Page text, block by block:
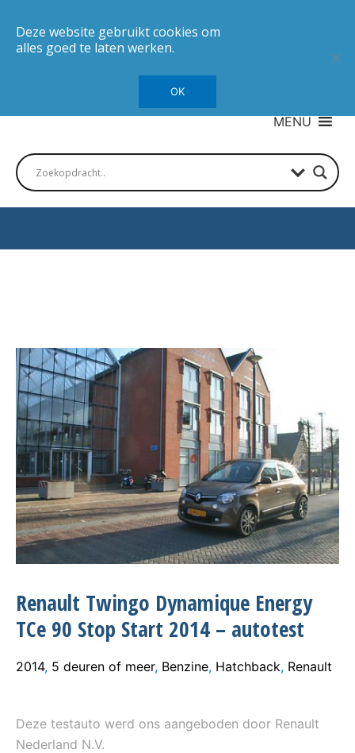
MENU
Renault Twingo Dynamique Energy
TCe 90 Stop Start 2014 – autotest
2014, 5 deuren of meer, Benzine, Hatchback, Renault
Deze testauto werd ons aangeboden door Renault
Nederland N.V.
Deze website gebruikt cookies om
alles goed te laten werken.
OK